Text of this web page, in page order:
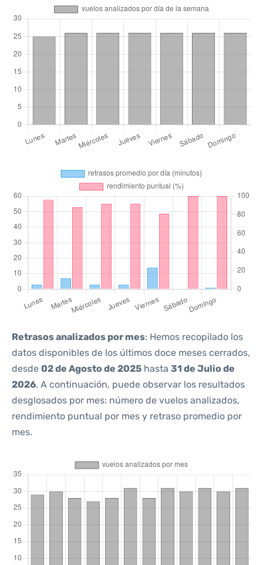
Retrasos analizados por mes: Hemos recopilado los
datos disponibles de los últimos doce meses cerrados,
desde 02 de Agosto de 2025 hasta 31 de Julio de
2026. A continuación, puede observar los resultados
desglosados por mes: número de vuelos analizados,
rendimiento puntual por mes y retraso promedio por
mes.